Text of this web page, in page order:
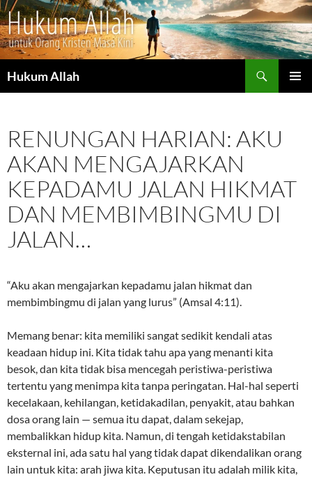
Hukum Allah
RENUNGAN HARIAN: AKU
AKAN MENGAJARKAN
KEPADAMU JALAN HIKMAT
DAN MEMBIMBINGMU DI
JALAN…
“Aku akan mengajarkan kepadamu jalan hikmat dan
membimbingmu di jalan yang lurus” (Amsal 4:11).
Memang benar: kita memiliki sangat sedikit kendali atas
keadaan hidup ini. Kita tidak tahu apa yang menanti kita
besok, dan kita tidak bisa mencegah peristiwa-peristiwa
tertentu yang menimpa kita tanpa peringatan. Hal-hal seperti
kecelakaan, kehilangan, ketidakadilan, penyakit, atau bahkan
dosa orang lain — semua itu dapat, dalam sekejap,
membalikkan hidup kita. Namun, di tengah ketidakstabilan
eksternal ini, ada satu hal yang tidak dapat dikendalikan orang
lain untuk kita: arah jiwa kita. Keputusan itu adalah milik kita,